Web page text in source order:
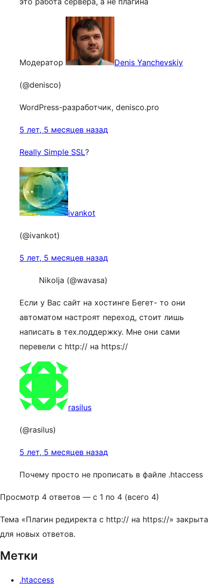
Модератор Denis Yanchevskiy
(@denisco)
WordPress-разработчик, denisco.pro
5 лет, 5 месяцев назад
Really Simple SSL?
ivankot
(@ivankot)
5 лет, 5 месяцев назад
Nikolja (@wavasa)
Если у Вас сайт на хостинге Бегет- то они
автоматом настроят переход, стоит лишь
написать в тех.поддержку. Мне они сами
перевели с http:// на https://
rasilus
(@rasilus)
5 лет, 5 месяцев назад
Почему просто не прописать в файле .htaccess
Просмотр 4 ответов — с 1 по 4 (всего 4)
Тема «Плагин редиректа с http:// на https://» закрыта
для новых ответов.
Метки
.htaccess